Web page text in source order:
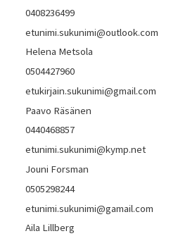
0408236499
etunimi.sukunimi@outlook.com
Helena Metsola
0504427960
etukirjain.sukunimi@gmail.com
Paavo Räsänen
0440468857
etunimi.sukunimi@kymp.net
Jouni Forsman
0505298244
etunimi.sukunimi@gamail.com
Aila Lillberg